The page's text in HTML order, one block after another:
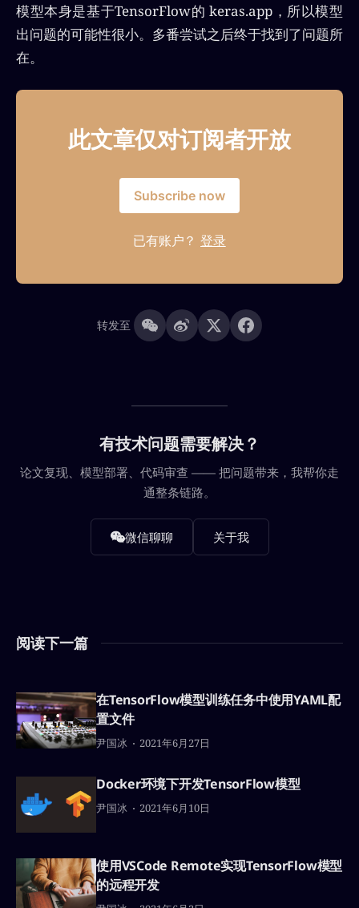
模型本身是基于TensorFlow的 keras.app，所以模型
出问题的可能性很小。多番尝试之后终于找到了问题所
在。
此文章仅对订阅者开放
Subscribe now
已有账户？登录
转发至
有技术问题需要解决？
论文复现、模型部署、代码审查 —— 把问题带来，我帮你走
通整条链路。
微信聊聊 关于我
阅读下一篇
在TensorFlow模型训练任务中使用YAML配
置文件
尹国冰 2021年6月27日
Docker环境下开发TensorFlow模型
尹国冰 2021年6月10日
使用VSCode Remote实现TensorFlow模型
的远程开发